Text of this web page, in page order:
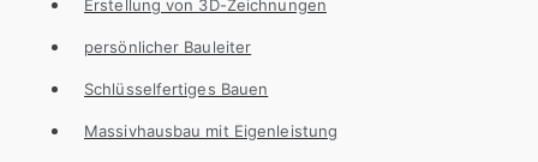
Erstellung von 3D-Zeichnungen
persönlicher Bauleiter
Schlüsselfertiges Bauen
Massivhausbau mit Eigenleistung